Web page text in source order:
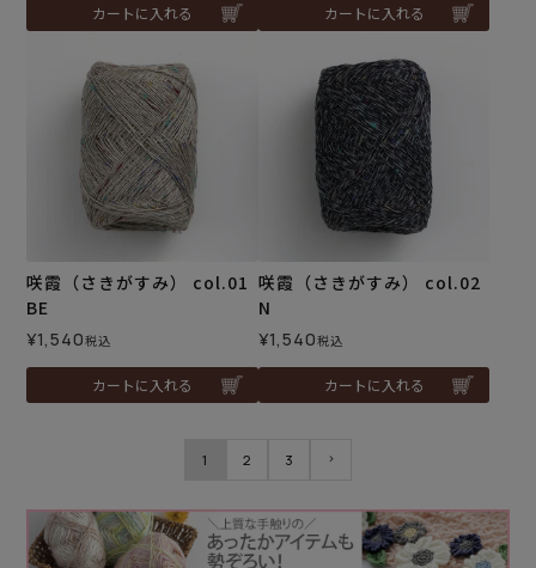
カートに入れる カートに入れる
咲霞（さきがすみ） col.01
BE
¥1,540税込
カートに入れる
咲霞（さきがすみ） col.02
N
¥1,540税込
カートに入れる
1 2 3